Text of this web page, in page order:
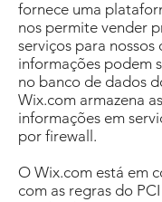
fornece uma
nos permite vender
serviços para nossos
informações podem
no banco de dados
Wix.com armazena
informações em
por firewall.
O Wix.com está em
com as regras do